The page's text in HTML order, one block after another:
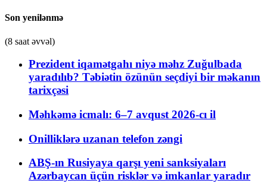
Son yenilənmə
(8 saat əvvəl)
Prezident iqamətgahı niyə məhz Zuğulbada
yaradılıb? Təbiətin özünün seçdiyi bir məkanın
tarixçəsi
Məhkəmə icmalı: 6–7 avqust 2026-cı il
Onilliklərə uzanan telefon zəngi
ABŞ-ın Rusiyaya qarşı yeni sanksiyaları
Azərbaycan üçün risklər və imkanlar yaradır